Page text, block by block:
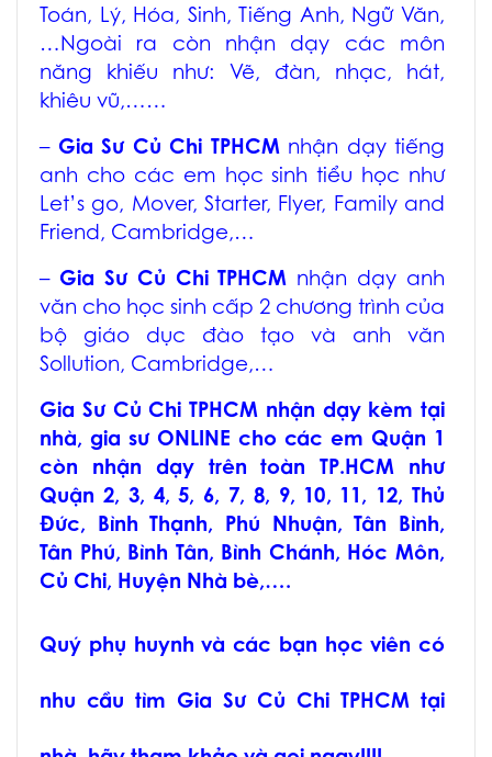
Toán, Lý, Hóa, Sinh, Tiếng Anh, Ngữ Văn,
…Ngoài ra còn nhận dạy các môn
năng khiếu như: Vẽ, đàn, nhạc, hát,
khiêu vũ,……
– Gia Sư Củ Chi TPHCMnhận dạy tiếng
anh cho các em học sinh tiểu học như
Let’s go, Mover, Starter, Flyer, Family and
Friend, Cambridge,…
– Gia Sư Củ Chi TPHCM nhận dạy anh
văn cho học sinh cấp 2 chương trình của
bộ giáo dục đào tạo và anh văn
Sollution, Cambridge,…
Gia Sư Củ Chi TPHCM nhận dạy kèm tại
nhà, gia sư ONLINE cho các em Quận 1
còn nhận dạy trên toàn TP.HCM như
Quận 2, 3, 4, 5, 6, 7, 8, 9, 10, 11, 12, Thủ
Đức, Bình Thạnh, Phú Nhuận, Tân Bình,
Tân Phú, Bình Tân, Bình Chánh, Hóc Môn,
Củ Chi, Huyện Nhà bè,….
Quý phụ huynh và các bạn học viên có
nhu cầu tìm Gia Sư Củ Chi TPHCM tại